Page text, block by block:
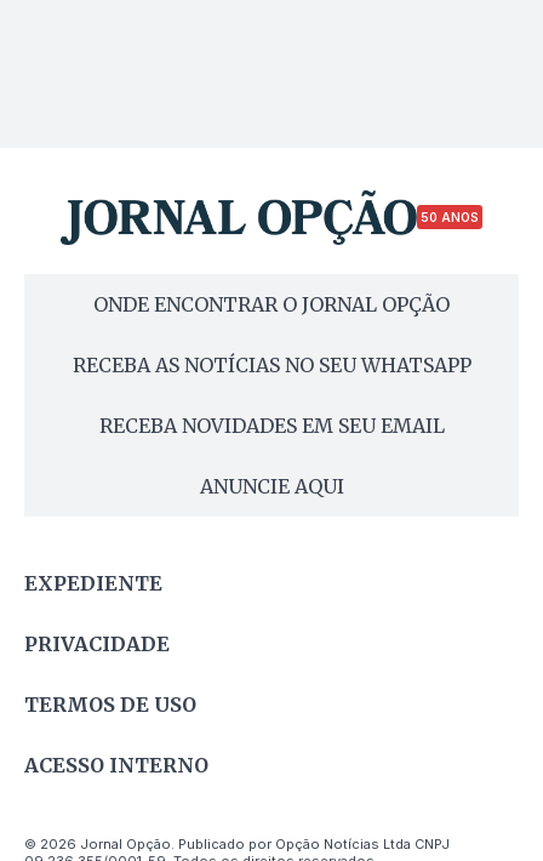
50 ANOS
ONDE ENCONTRAR O JORNAL OPÇÃO
RECEBA AS NOTÍCIAS NO SEU WHATSAPP
RECEBA NOVIDADES EM SEU EMAIL
ANUNCIE AQUI
EXPEDIENTE
PRIVACIDADE
TERMOS DE USO
ACESSO INTERNO
© 2026 Jornal Opção. Publicado por Opção Notícias Ltda CNPJ